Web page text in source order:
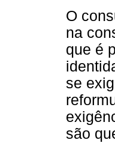
O
na
que é
se
são